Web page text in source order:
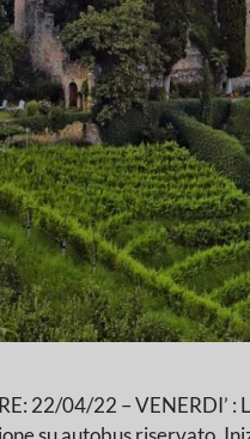
22/04/22 – VENERDI’ :